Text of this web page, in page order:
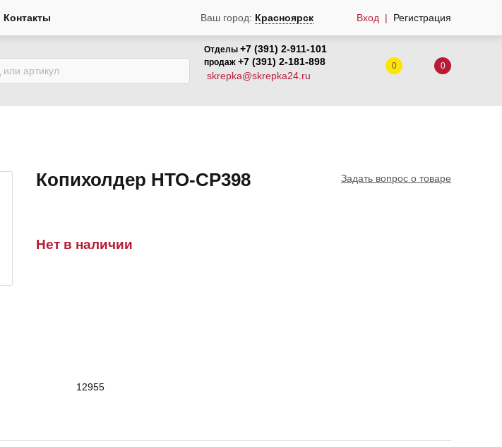
Контакты Ваш город: Красноярск Вход Регистрация
Отделы +7 (391) 2-911-101
продаж +7 (391) 2-181-898
skrepka@skrepka24.ru
0 0
Копихолдер НТО-СР398 Задать вопрос о товаре
Нет в наличии
12955